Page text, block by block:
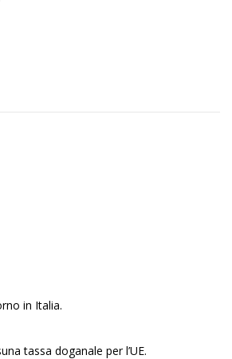
in Italia.
tassa doganale per l’UE.